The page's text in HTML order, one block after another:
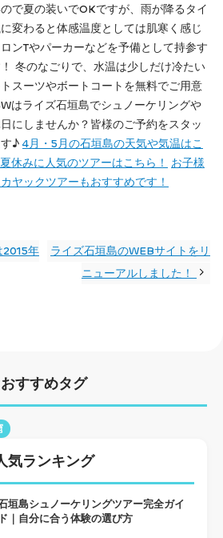
で夏の装いでOKですが、雨が降るタイ
変わると体感温度としては肌寒く感じ
ンTやパーカーなどを予備として持参す
冬のなごりで、水温は少しだけ冷たい
スーツやボートコートを無料でご用意
はライズ石垣島でシュノーケリングや
にしませんか？皆様のご予約をスタッ
♪ 4月・5月の石垣島の天気や気温はこ
休みに人気のツアーはこちら！ お子様
ヤックツアーもおすすめです！
2015年
ライズ石垣島のWEBサイトをリ
ニューアルしました！
おすすめタグ
気ランキング
垣島シュノーケリングツアー完全ガイ
ド｜自分に合う体験の選び方